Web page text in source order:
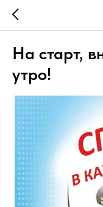
На старт,
утро!